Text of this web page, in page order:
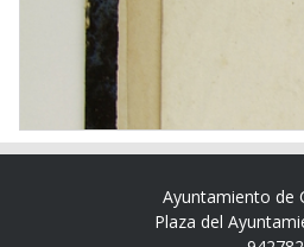
Ayuntamiento de
Plaza del